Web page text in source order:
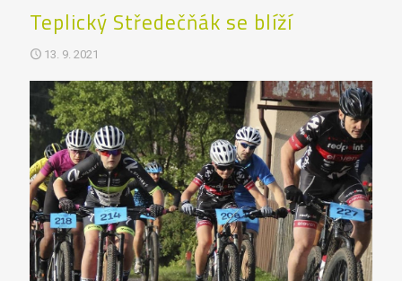
Teplický Středečňák se blíží
13. 9. 2021